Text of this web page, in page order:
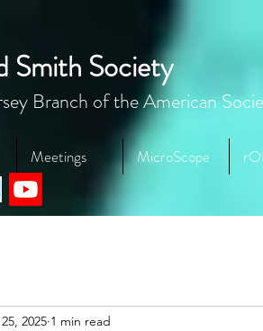
Smith Society
Branch of the American
Meetings MicroScope
2025 1 min read